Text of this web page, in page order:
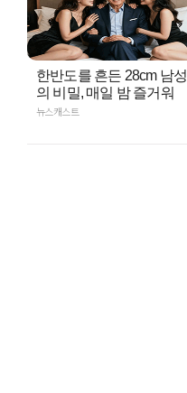
한반도를 흔든 28cm 남성
의 비밀, 매일 밤 즐거워
뉴스캐스트